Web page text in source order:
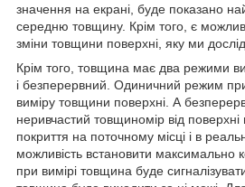
значення на екрані, буде показано
середню товщину. Крім того, є
зміни товщини поверхні, яку ми
Крім того, товщина має два режими
і безперервний. Одиничний режим
виміру товщини поверхні. А
неривчастий товщиномір від
покриття на поточному місці і в
можливість встановити максимально
при вимірі товщина буде